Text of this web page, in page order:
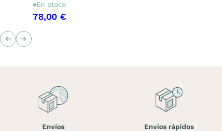
En stock
78,00 €
AnteriorSiguiente
Envíos
Envíos rápidos